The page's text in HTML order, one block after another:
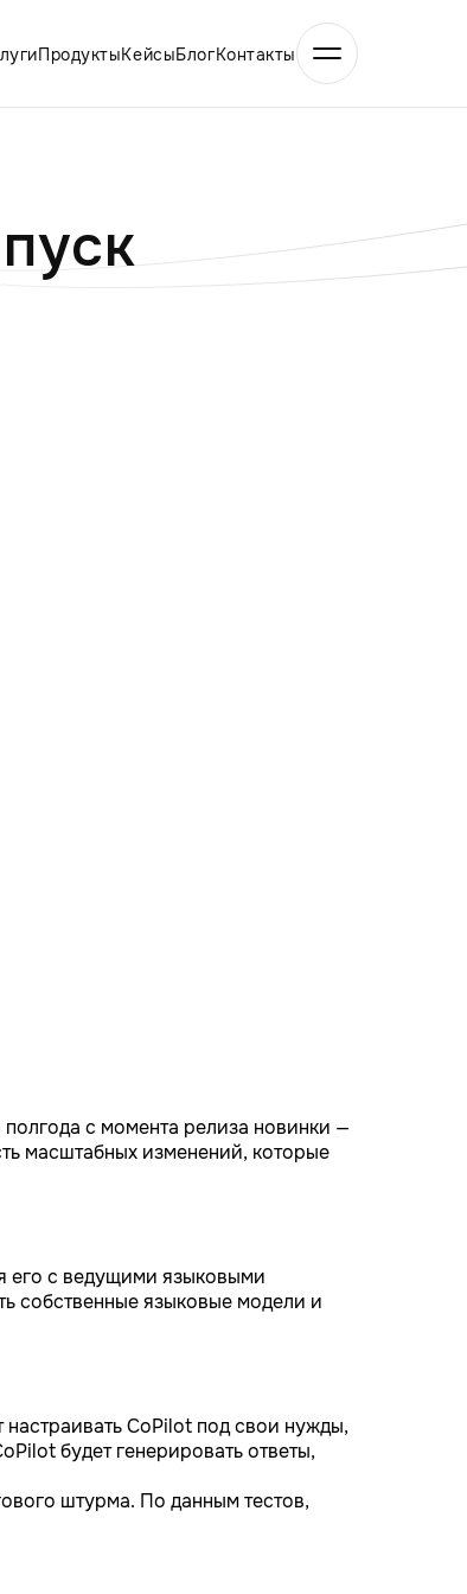
ПродуктыКейсыБлогКонтакты
с момента релиза новинки —
масштабных изменений, которые
его с ведущими языковыми
собственные языковые модели и
CoPilot под свои нужды,
будет генерировать ответы,
штурма. По данным тестов,